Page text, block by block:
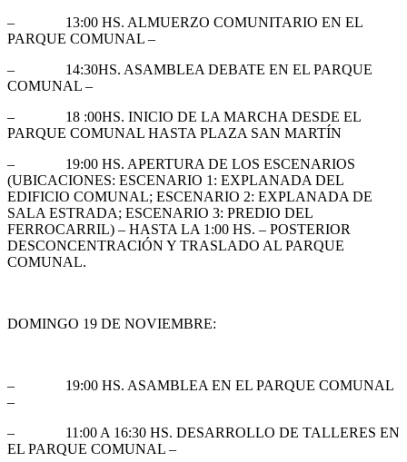
– 13:00 HS. ALMUERZO COMUNITARIO EN EL
PARQUE COMUNAL –
– 14:30HS. ASAMBLEA DEBATE EN EL PARQUE
COMUNAL –
– 18 :00HS. INICIO DE LA MARCHA DESDE EL
PARQUE COMUNAL HASTA PLAZA SAN MARTÍN
– 19:00 HS. APERTURA DE LOS ESCENARIOS
(UBICACIONES: ESCENARIO 1: EXPLANADA DEL
EDIFICIO COMUNAL; ESCENARIO 2: EXPLANADA DE
SALA ESTRADA; ESCENARIO 3: PREDIO DEL
FERROCARRIL) – HASTA LA 1:00 HS. – POSTERIOR
DESCONCENTRACIÓN Y TRASLADO AL PARQUE
COMUNAL.
DOMINGO 19 DE NOVIEMBRE:
– 19:00 HS. ASAMBLEA EN EL PARQUE COMUNAL
–
– 11:00 A 16:30 HS. DESARROLLO DE TALLERES EN
EL PARQUE COMUNAL –